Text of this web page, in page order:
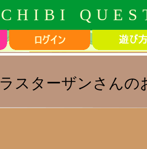
CHIBI
ラスターザンさんの